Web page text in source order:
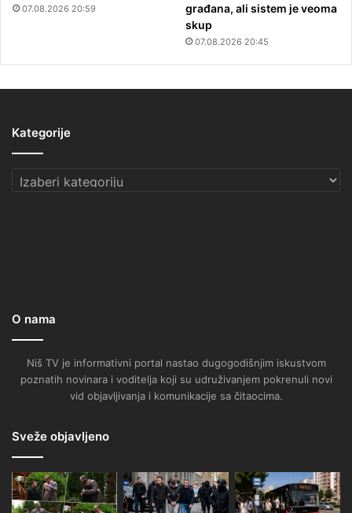
07.08.2026 20:59
građana, ali sistem je veoma
skup
07.08.2026 20:45
Kategorije
Kategorije
O nama
Niš TV je informativni portal nastao dugogodišnjim iskustvom
poznatih novinara i voditelja koji su udruživanjem pokrenuli novi
vid objavljivanja i komunikacije sa čitaocima.
Sveže objavljeno